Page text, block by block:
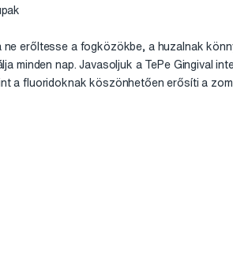
erőltesse a fogközökbe, a huzalnak
minden nap. Javasoljuk a TePe Gingival
a fluoridoknak köszönhetően erősíti a